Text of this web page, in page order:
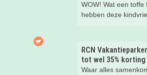
WOW! Wat een toffe
hebben deze
kinderhotels van Valk
boek een heerlijk
kind(eren).
RCN
tot wel 35% korting
zomervakantie!
Waar alles